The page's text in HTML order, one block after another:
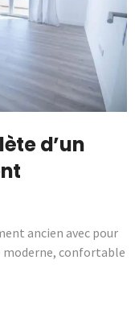
d’un
ancien avec pour
moderne, confortable